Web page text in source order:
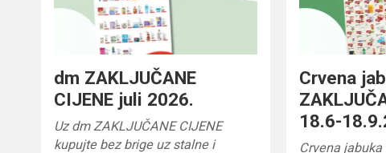
dm ZAKLJUČANE
CIJENE juli 2026.
Uz dm ZAKLJUČANE CIJENE
kupujte bez brige uz stalne i
Crvena
18.6-
Crvena